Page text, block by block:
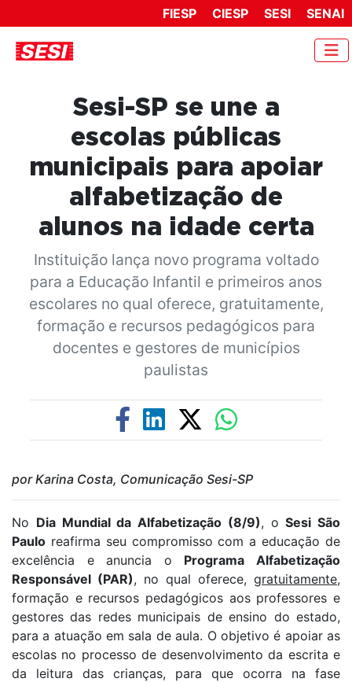
FIESP CIESP SESI SENAI
Sesi-SP se une a
escolas públicas
municipais para apoiar
alfabetização de
alunos na idade certa
Instituição lança novo programa voltado
para a Educação Infantil e primeiros anos
escolares no qual oferece, gratuitamente,
formação e recursos pedagógicos para
docentes e gestores de municípios
paulistas
por Karina Costa, Comunicação Sesi-SP
No Dia Mundial da Alfabetização (8/9), oSesi São
Paulo reafirma seu compromisso com a educação de
excelência e anuncia o Programa Alfabetização
Responsável (PAR), no qual oferece, gratuitamente,
formação e recursos pedagógicos aos professores e
gestores das redes municipais de ensino do estado,
para a atuação em sala de aula. O objetivo é apoiar as
escolas no processo de desenvolvimento da escrita e
da leitura das crianças, para que ocorra na fase